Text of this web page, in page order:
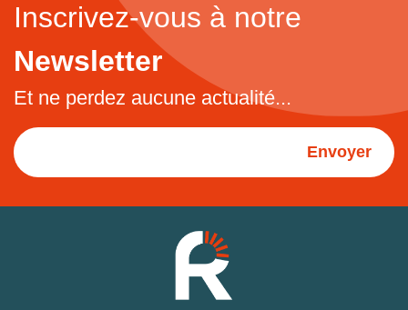
Inscrivez-vous à notre
Newsletter
Et ne perdez aucune actualité...
Envoyer